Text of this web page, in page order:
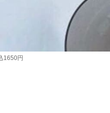
1650円